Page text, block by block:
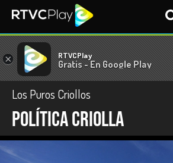
× RTVCPlay
Gratis - En Google Play
Los Puros Criollos
Política criolla